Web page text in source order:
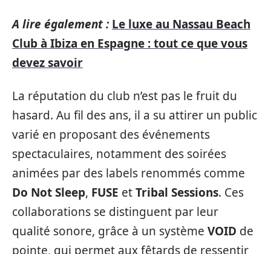
A lire également : Le luxe au Nassau Beach
Club à Ibiza en Espagne : tout ce que vous
devez savoir
La réputation du club n’est pas le fruit du
hasard. Au fil des ans, il a su attirer un public
varié en proposant des événements
spectaculaires, notamment des soirées
animées par des labels renommés comme
Do Not Sleep, FUSE etTribal Sessions. Ces
collaborations se distinguent par leur
qualité sonore, grâce à un système VOID de
pointe, qui permet aux fêtards de ressentir